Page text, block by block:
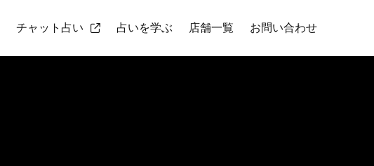
チャット占い 占いを学ぶ 店舗一覧 お問い合わせ